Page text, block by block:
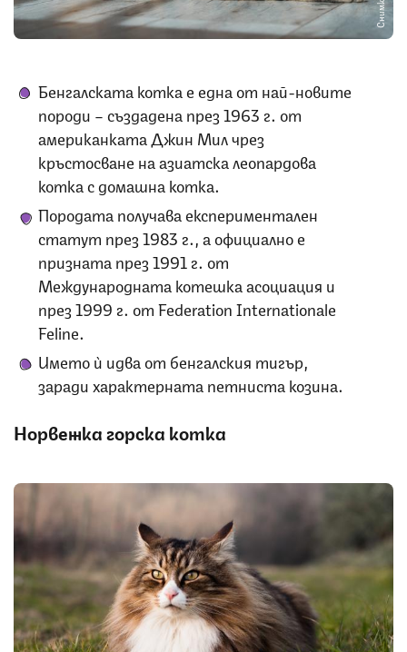
Бенгалската котка е една от най-новите
породи – създадена през 1963 г. от
американката Джин Мил чрез
кръстосване на азиатска леопардова
котка с домашна котка.
Породата получава експериментален
статут през 1983 г., а официално е
призната през 1991 г. от
Международната котешка асоциация и
през 1999 г. от Federation Internationale
Feline.
Името ѝ идва от бенгалския тигър,
заради характерната петниста козина.
Норвежка горска котка